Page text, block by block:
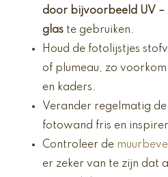
door bijvoorbeeld UV –
glas te gebruiken.
Houd de fotolijstjes
of plumeau, zo
en kaders.
Verander regelmatig de
fotowand fris en
Controleer de
er zeker van te zijn dat